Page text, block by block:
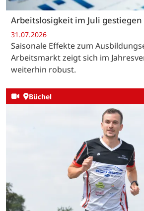
Arbeitslosigkeit im Juli gestiegen
31.07.2026
Saisonale Effekte zum
Arbeitsmarkt zeigt sich im
weiterhin robust.
Büchel